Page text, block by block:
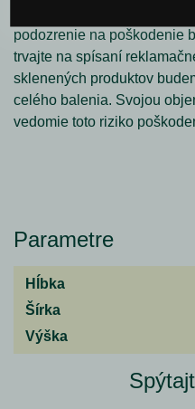
podozrenie na poškodenie
trvajte na spísaní
sklenených produktov
celého balenia. Svojou
vedomie toto riziko
Parametre
Hĺbka
Šírka
Výška